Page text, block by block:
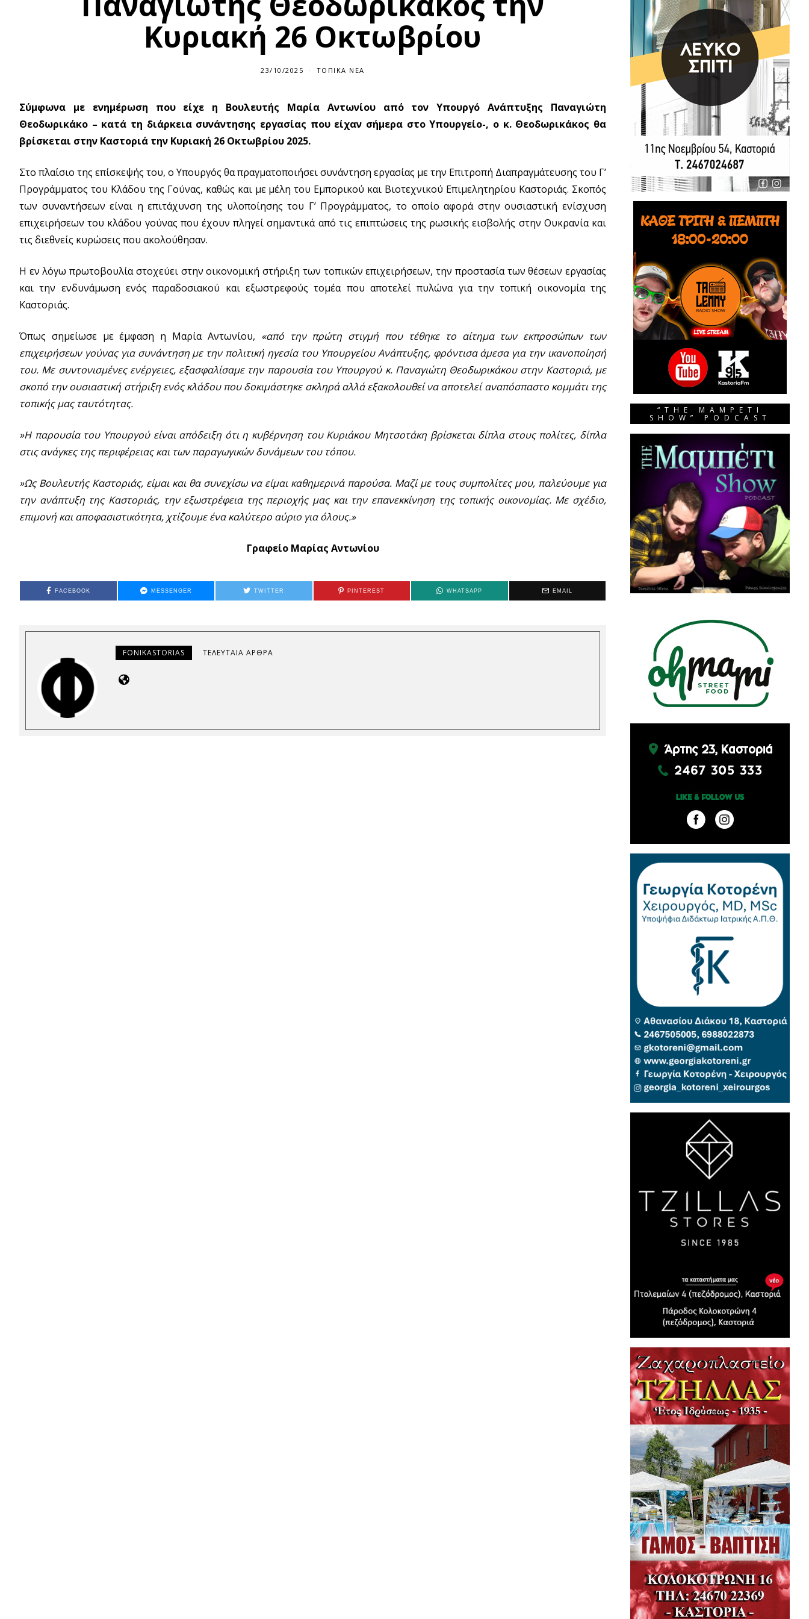
Κυριακή 26 Οκτωβρίου
23/10/2025
0
/
2
2
ΤΟΠΙΚΆ ΝΈΑ
Σύμφωνα με ενημέρωση που είχε η Βουλευτής Μαρία Αντωνίου από τον Υπουργό Ανάπτυξης Παναγιώτη
Θεοδωρικάκο – κατά τη διάρκεια συνάντησης εργασίας που είχαν σήμερα στο Υπουργείο-, ο κ. Θεοδωρικάκος θα
βρίσκεται στην Καστοριά την Κυριακή 26 Οκτωβρίου 2025.
Στο πλαίσιο της επίσκεψής του, ο Υπουργός θα πραγματοποιήσει συνάντηση εργασίας με την Επιτροπή Διαπραγμάτευσης του Γ’
Προγράμματος του Κλάδου της Γούνας, καθώς και με μέλη του Εμπορικού και Βιοτεχνικού Επιμελητηρίου Καστοριάς. Σκοπός
των συναντήσεων είναι η επιτάχυνση της υλοποίησης του Γ’ Προγράμματος, το οποίο αφορά στην ουσιαστική ενίσχυση
επιχειρήσεων του κλάδου γούνας που έχουν πληγεί σημαντικά από τις επιπτώσεις της ρωσικής εισβολής στην Ουκρανία και
τις διεθνείς κυρώσεις που ακολούθησαν.
Η εν λόγω πρωτοβουλία στοχεύει στην οικονομική στήριξη των τοπικών επιχειρήσεων, την προστασία των θέσεων εργασίας
και την ενδυνάμωση ενός παραδοσιακού και εξωστρεφούς τομέα που αποτελεί πυλώνα για την τοπική οικονομία της
Καστοριάς.
Όπως σημείωσε με έμφαση η Μαρία Αντωνίου, «από την πρώτη στιγμή που τέθηκε το αίτημα των εκπροσώπων των
επιχειρήσεων γούνας για συνάντηση με την πολιτική ηγεσία του Υπουργείου Ανάπτυξης, φρόντισα άμεσα για την ικανοποίησή
του. Με συντονισμένες ενέργειες, εξασφαλίσαμε την παρουσία του Υπουργού κ. Παναγιώτη Θεοδωρικάκου στην Καστοριά, με
σκοπό την ουσιαστική στήριξη ενός κλάδου που δοκιμάστηκε σκληρά αλλά εξακολουθεί να αποτελεί αναπόσπαστο κομμάτι της
τοπικής μας ταυτότητας.
»Η παρουσία του Υπουργού είναι απόδειξη ότι η κυβέρνηση του Κυριάκου Μητσοτάκη βρίσκεται δίπλα στους πολίτες, δίπλα
στις ανάγκες της περιφέρειας και των παραγωγικών δυνάμεων του τόπου.
»Ως Βουλευτής Καστοριάς, είμαι και θα συνεχίσω να είμαι καθημερινά παρούσα. Μαζί με τους συμπολίτες μου, παλεύουμε για
την ανάπτυξη της Καστοριάς, την εξωστρέφεια της περιοχής μας και την επανεκκίνηση της τοπικής οικονομίας. Με σχέδιο,
επιμονή και αποφασιστικότητα, χτίζουμε ένα καλύτερο αύριο για όλους.»
Γραφείο Μαρίας Αντωνίου
FACEBOOK MESSENGER TWITTER PINTEREST WHATSAPP EMAIL
FONIKASTORIAS ΤΕΛΕΥΤΑΊΑ ΆΡΘΡΑ
“THE MAMPETI
SHOW” PODCAST